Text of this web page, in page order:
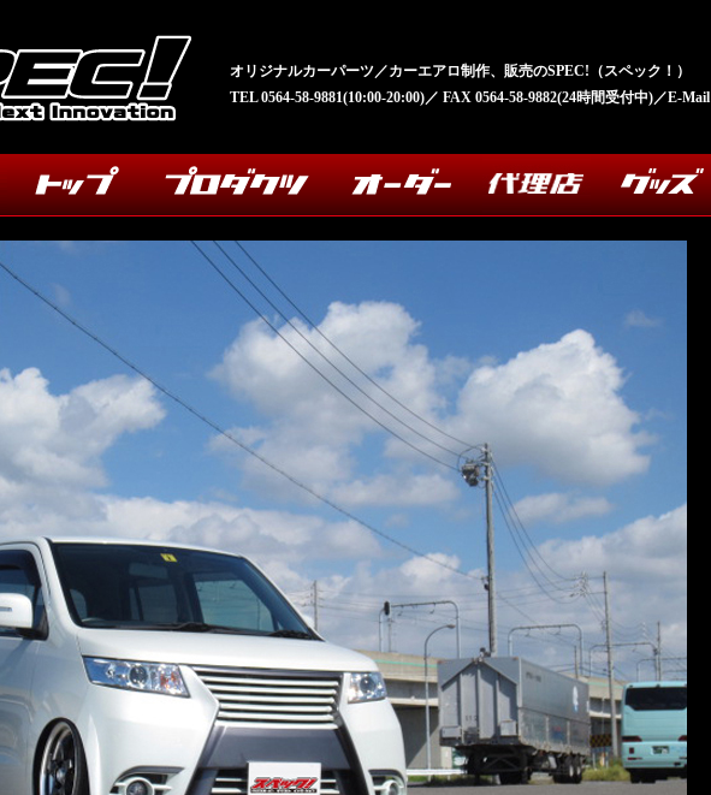
オリジナルカーパーツ／カーエアロ制作、販売のSPEC!（スペック！）
TEL 0564-58-9881(10:00-20:00)／ FAX 0564-58-9882(24時間受付中)／E-Mail